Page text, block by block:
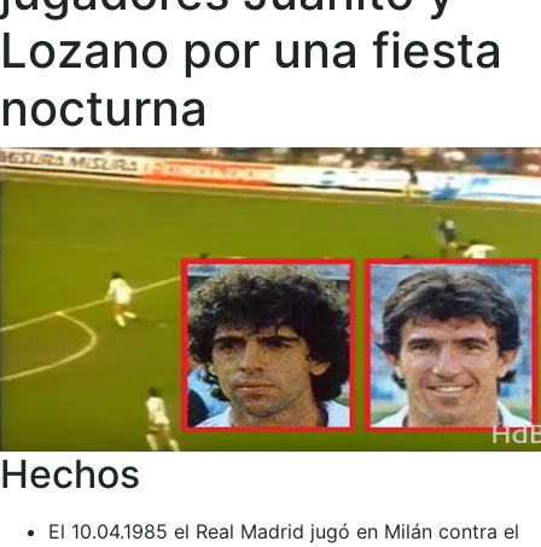
Lozano por una fiesta
nocturna
Hechos
El 10.04.1985 el Real Madrid jugó en Milán contra el